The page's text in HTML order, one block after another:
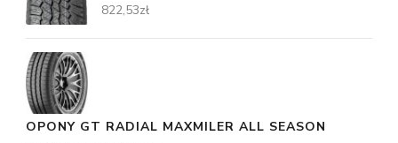
822,53zł
OPONY GT RADIAL MAXMILER ALL SEASON